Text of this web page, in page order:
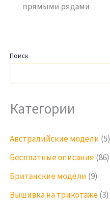
прямыми рядами
Поиск
Категории
Австралийские модели (5)
Бесплатные описания (86)
Британские модели (9)
Вышивка на трикотаже(3)